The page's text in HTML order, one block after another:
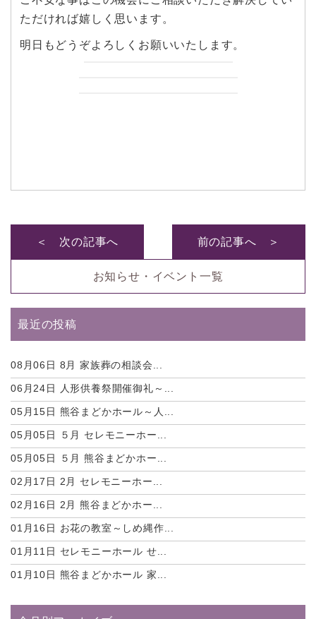
ただければ嬉しく思います。
明日もどうぞよろしくお願いいたします。
＜ 次の記事へ
お知らせ・イベント一覧
前の記事へ ＞
最近の投稿
08月06日 8月 家族葬の相談会...
06月24日 人形供養祭開催御礼～...
05月15日 熊谷まどかホール～人...
05月05日 ５月 セレモニーホー...
05月05日 ５月 熊谷まどかホー...
02月17日 2月 セレモニーホー...
02月16日 2月 熊谷まどかホー...
01月16日 お花の教室～しめ縄作...
01月11日 セレモニーホール せ...
01月10日 熊谷まどかホール 家...